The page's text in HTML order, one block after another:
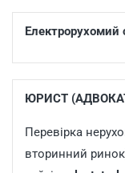
Електрорухомий
ЮРИСТ
Перевірка
вторинний